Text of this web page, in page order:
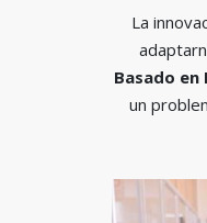
La
Basado
un